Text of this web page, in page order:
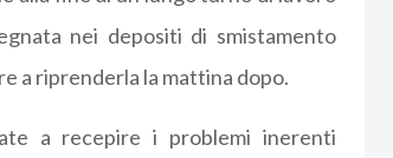
nei depositi di smistamento
a riprenderla la mattina dopo.
a recepire i problemi inerenti